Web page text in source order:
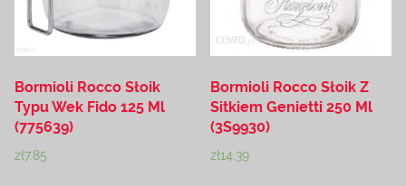
Bormioli Rocco Słoik
Typu Wek Fido 125 Ml
(775639)
zł7.85
Bormioli Rocco Słoik Z
Sitkiem Genietti 250 Ml
(3S9930)
zł14.39